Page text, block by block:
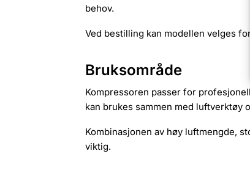
behov.
Ved bestilling kan modellen velges
Bruksområde
Kompressoren passer for
kan brukes sammen med
Kombinasjonen av høy luftmengde,
viktig.